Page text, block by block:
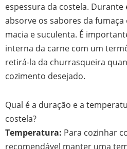
espessura da costela. Durante
absorve os sabores da
macia e suculenta. É
interna da carne com um
retirá-la da churrasqueira
cozimento desejado.
Qual é a duração e a
costela?
Temperatura: Para cozinhar
recomendável manter uma